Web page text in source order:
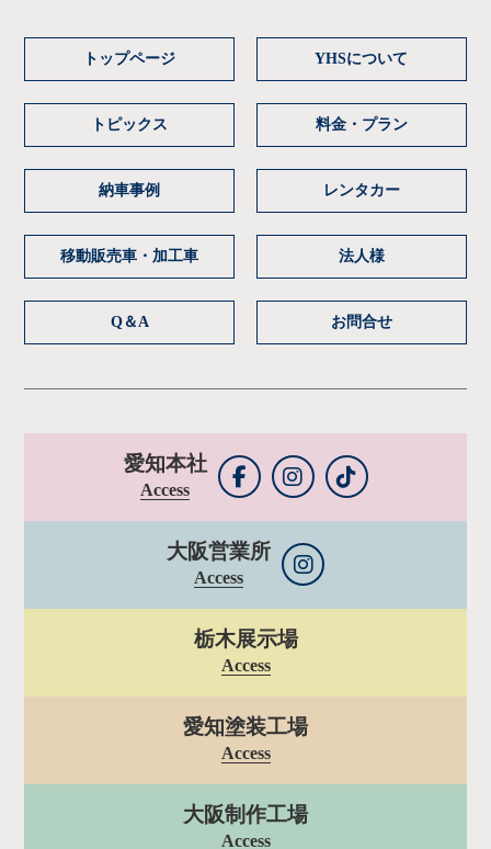
トップページ YHSについて
トピックス 料金・プラン
納車事例 レンタカー
移動販売車・加工車 法人様
Q＆A お問合せ
愛知本社
Access
大阪営業所
Access
栃木展示場
Access
愛知塗装工場
Access
大阪制作工場
Access